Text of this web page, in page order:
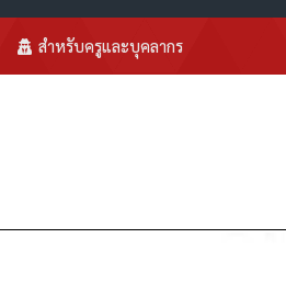
สำหรับครูและบุคลากร